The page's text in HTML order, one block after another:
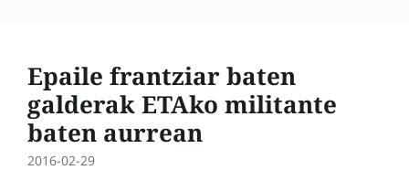
Epaile frantziar baten
galderak ETAko militante
baten aurrean
2016-02-29